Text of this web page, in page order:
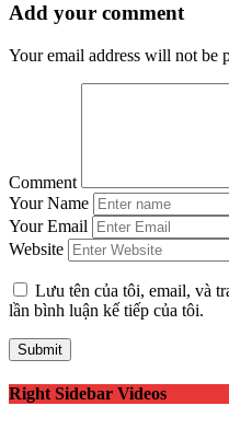
Add your comment
Your email address will not be
Comment
Your Name
Your Email
Website
Lưu tên của tôi, email, và
lần bình luận kế tiếp của tôi.
Right Sidebar Videos